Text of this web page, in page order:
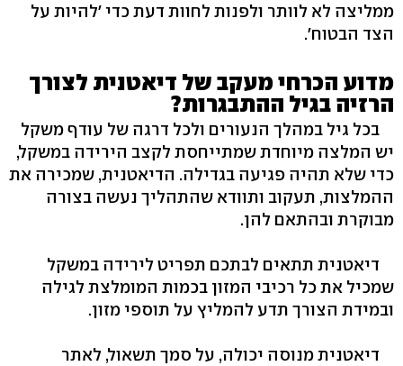
ממליצה לא לוותר ולפנות לחוות דעת כדי 'להיות על
הצד הבטוח'.
מדוע הכרחי מעקב של דיאטנית לצורך
הרזיה בגיל ההתבגרות?
בכל גיל במהלך הנעורים ולכל דרגה של עודף משקל
יש המלצה מיוחדת שמתייחסת לקצב הירידה במשקל,
כדי שלא תהיה פגיעה בגדילה. הדיאטנית, שמכירה את
ההמלצות, תעקוב ותוודא שהתהליך נעשה בצורה
מבוקרת ובהתאם להן.
דיאטנית תתאים לבתכם תפריט לירידה במשקל
שמכיל את כל רכיבי המזון בכמות המומלצת לגילה
ובמידת הצורך תדע להמליץ על תוספי מזון.
דיאטנית מנוסה יכולה, על סמך תשאול, לאתר